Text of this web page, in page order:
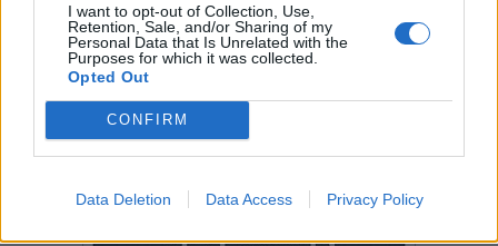
I want to opt-out of Collection, Use,
Retention, Sale, and/or Sharing of my
Personal Data that Is Unrelated with the
Purposes for which it was collected.
Opted Out
CONFIRM
Data Deletion Data Access Privacy Policy